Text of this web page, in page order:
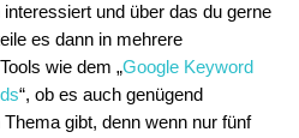
und über das du gerne
es dann in mehrere
wie dem „Google Keyword
“, ob es auch genügend
gibt, denn wenn nur fünf